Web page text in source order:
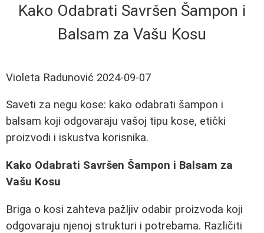
Kako Odabrati Savršen Šampon i
Balsam za Vašu Kosu
Violeta Radunović 2024-09-07
Saveti za negu kose: kako odabrati šampon i
balsam koji odgovaraju vašoj tipu kose, etički
proizvodi i iskustva korisnika.
Kako Odabrati Savršen Šampon i Balsam za
Vašu Kosu
Briga o kosi zahteva pažljiv odabir proizvoda koji
odgovaraju njenoj strukturi i potrebama. Različiti